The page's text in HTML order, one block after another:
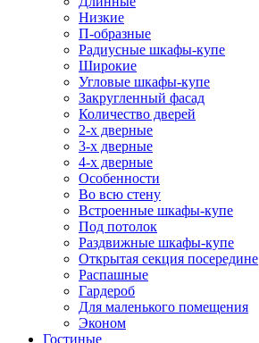
Низкие
П-образные
Радиусные шкафы-купе
Широкие
Угловые шкафы-купе
Закругленный фасад
Количество дверей
2-х дверные
3-х дверные
4-х дверные
Особенности
Во всю стену
Встроенные шкафы-купе
Под потолок
Раздвижные шкафы-купе
Открытая секция посередине
Распашные
Гардероб
Для маленького помещения
Эконом
Гостиные